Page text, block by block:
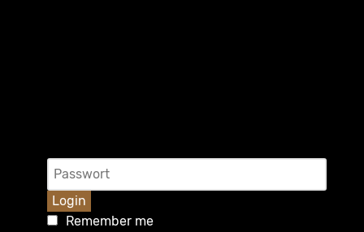
Login
Remember me